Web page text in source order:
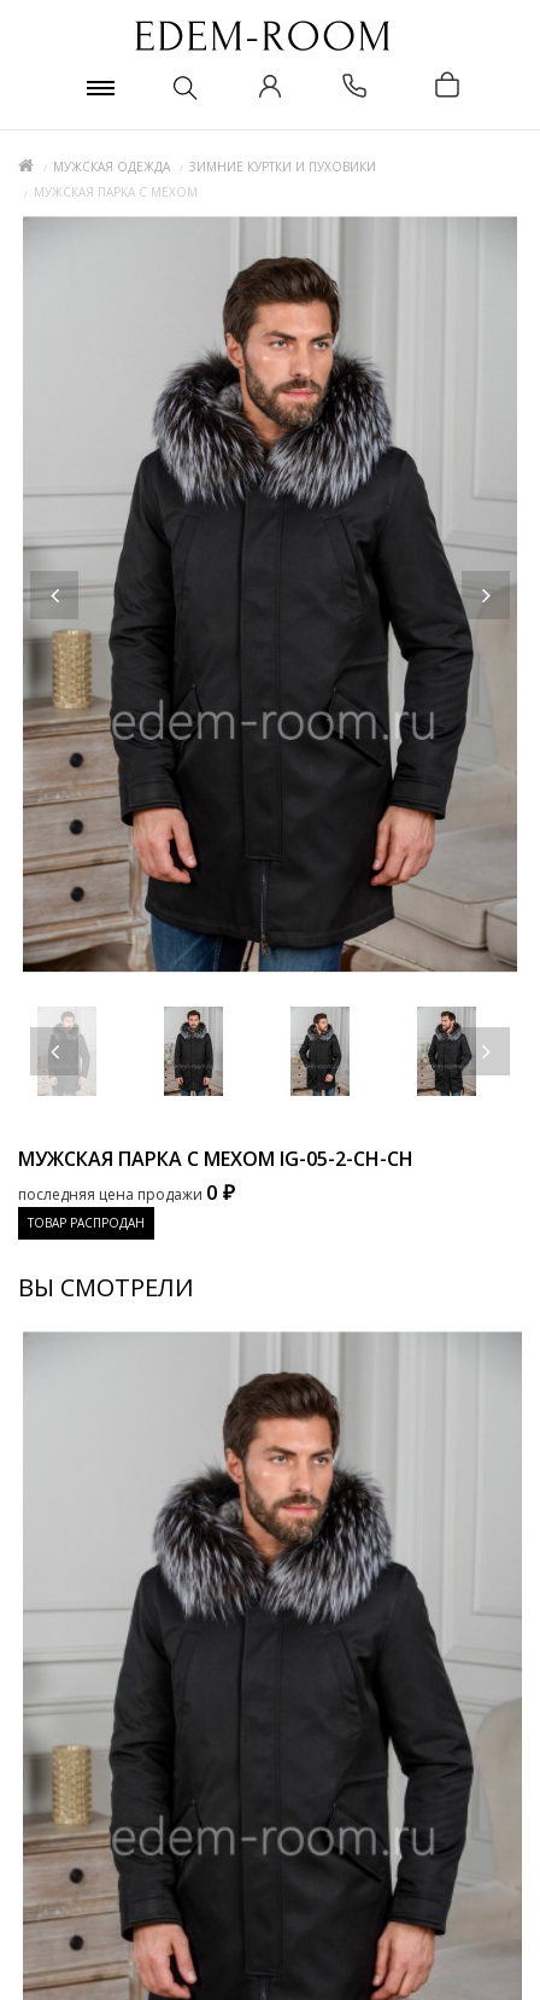
МУЖСКАЯ ОДЕЖДА
ЗИМНИЕ КУРТКИ И ПУХОВИКИ
МУЖСКАЯ ПАРКА С МЕХОМ
МУЖСКАЯ ПАРКА С МЕХОМ IG-05-2-CH-CH
последняя цена продажи 0 ₽
ТОВАР РАСПРОДАН
ВЫ СМОТРЕЛИ